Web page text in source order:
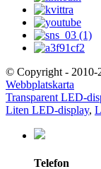
© Copyright - 2010-
Webbplatskarta
Transparent LED-
Liten LED-display,
Telefon